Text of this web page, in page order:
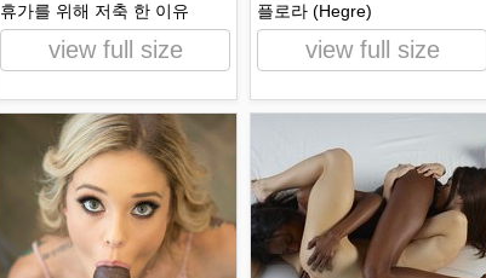
휴가를 위해 저축 한 이유
view full size
플로라 (Hegre)
view full size